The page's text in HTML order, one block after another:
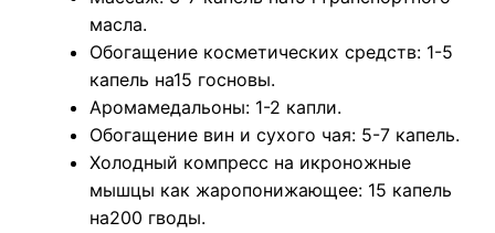
масла.
Обогащение косметических средств: 1-5
капель на15 госновы.
Аромамедальоны: 1-2 капли.
Обогащение вин и сухого чая: 5-7 капель.
Холодный компресс на икроножные
мышцы как жаропонижающее: 15 капель
на200 гводы.